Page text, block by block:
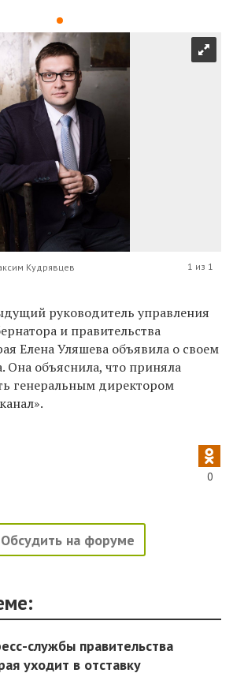
Кудрявцев 1 из 1
руководитель управления
и правительства
Елена Уляшева объявила о своем
Она объяснила, что приняла
генеральным директором
0
Обсудить на форуме
службы правительства
уходит в отставку